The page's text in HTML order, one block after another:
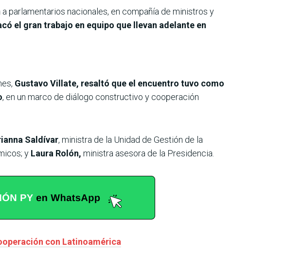
parlamentarios nacionales, en compañía de ministros y
el gran trabajo en equipo que llevan adelante en
Gustavo Villate, resaltó que el encuentro tuvo como
, en un marco de diálogo constructivo y cooperación
Saldívar, ministra de la Unidad de Gestión de la
y Laura Rolón, ministra asesora de la Presidencia.
con Latinoamérica